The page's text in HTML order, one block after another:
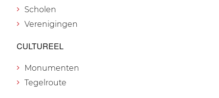
Scholen
Verenigingen
CULTUREEL
Monumenten
Tegelroute